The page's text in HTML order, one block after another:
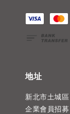
地址
新北市土城
企業會員招募